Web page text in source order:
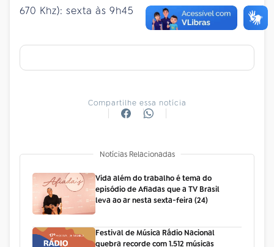
670 Khz): sexta às 9h45
Compartilhe essa notícia
Notícias Relacionadas
Vida além do trabalho é tema do
episódio de Afiadas que a TV Brasil
leva ao ar nesta sexta-feira (24)
Festival de Música Rádio Nacional
quebra recorde com 1.512 músicas